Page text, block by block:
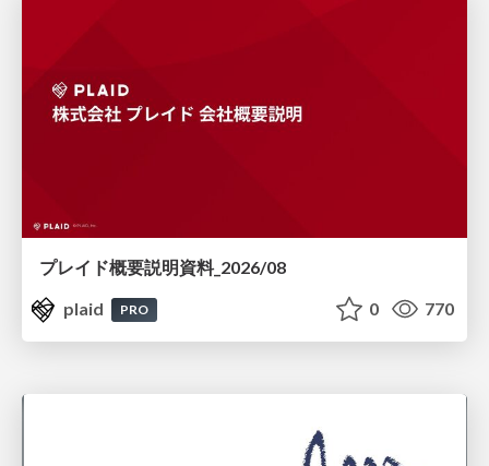
プレイド概要説明資料_2026/08
plaid
PRO 0 770